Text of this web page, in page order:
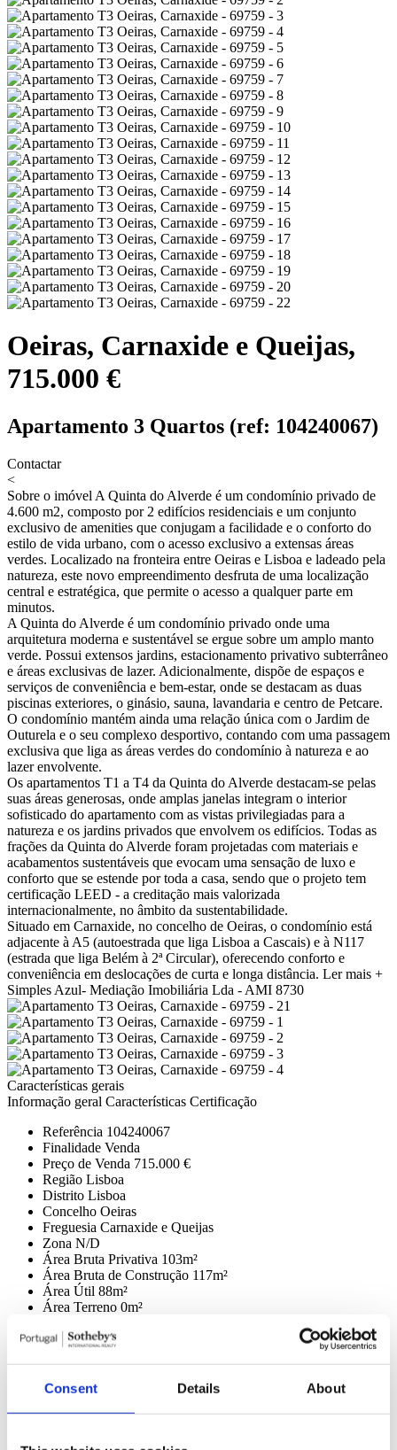
Consent Details About
Oeiras, Carnaxide e Queijas,
715.000 €
Apartamento 3 Quartos (ref: 104240067)
Contactar
<
Sobre o imóvel A Quinta do Alverde é um condomínio privado de
4.600 m2, composto por 2 edifícios residenciais e um conjunto
exclusivo de amenities que conjugam a facilidade e o conforto do
estilo de vida urbano, com o acesso exclusivo a extensas áreas
verdes. Localizado na fronteira entre Oeiras e Lisboa e ladeado pela
natureza, este novo empreendimento desfruta de uma localização
central e estratégica, que permite o acesso a qualquer parte em
minutos.
A Quinta do Alverde é um condomínio privado onde uma
arquitetura moderna e sustentável se ergue sobre um amplo manto
verde. Possui extensos jardins, estacionamento privativo subterrâneo
e áreas exclusivas de lazer. Adicionalmente, dispõe de espaços e
serviços de conveniência e bem-estar, onde se destacam as duas
piscinas exteriores, o ginásio, sauna, lavandaria e centro de Petcare.
O condomínio mantém ainda uma relação única com o Jardim de
Outurela e o seu complexo desportivo, contando com uma passagem
exclusiva que liga as áreas verdes do condomínio à natureza e ao
lazer envolvente.
Os apartamentos T1 a T4 da Quinta do Alverde destacam-se pelas
suas áreas generosas, onde amplas janelas integram o interior
sofisticado do apartamento com as vistas privilegiadas para a
natureza e os jardins privados que envolvem os edifícios. Todas as
frações da Quinta do Alverde foram projetadas com materiais e
acabamentos sustentáveis que evocam uma sensação de luxo e
conforto que se estende por toda a casa, sendo que o projeto tem
certificação LEED - a creditação mais valorizada
internacionalmente, no âmbito da sustentabilidade.
Situado em Carnaxide, no concelho de Oeiras, o condomínio está
adjacente à A5 (autoestrada que liga Lisboa a Cascais) e à N117
(estrada que liga Belém à 2ª Circular), oferecendo conforto e
conveniência em deslocações de curta e longa distância. Ler mais +
Simples Azul- Mediação Imobiliária Lda - AMI 8730
Características gerais
Informação geral Características Certificação
Referência 104240067
Finalidade Venda
Preço de Venda 715.000 €
Região Lisboa
Distrito Lisboa
Concelho Oeiras
Freguesia Carnaxide e Queijas
Zona N/D
Área Bruta Privativa 103m²
Área Bruta de Construção 117m²
Área Útil 88m²
Área Terreno 0m²
ClimatizaçãoAr Condicionado (Completo);
DomóticaAlarme (CCTV), Piscina (Exterior), Ginásio (Máquinas
Edifício Tipo empreendimento (Cond. Fechado, Habitação),